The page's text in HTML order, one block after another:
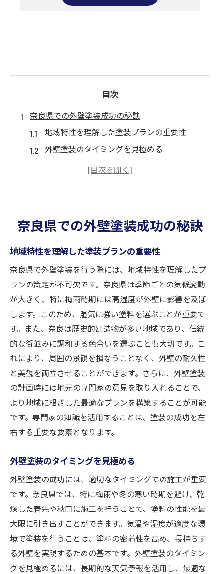
目次
奈良県での外壁塗装成功の秘訣
地域特性を理解した塗装プランの重要性
外壁塗装のタイミングを見極める
天気と環境の影響を考慮した施工方法
理想の外壁塗装を実現するための計画作成
予算設定とコスト管理のポイント
スケジュール調整と時間管理の重要性
施工前に必要な準備作業
期待する仕上がりを明確にする方法
計画段階でのリスク管理
相談とフィードバックを活用した計画の最
適化
専門家が語る外壁塗装の塗料選びのポイント
環境に優しい塗料のメリット
耐久性を高める塗料選びのコツ
色選びが与える印象と効果
専門家のアドバイスを活かした最適な選択
奈良県ならではの外壁塗装メンテナンス方法
季節ごとのメンテナンスのコツ
外壁の劣化サインに注意する方法
定期的なクリーニングの重要性
予防メンテナンスで長持ちさせる技
専門家によるメンテナンス診断の活用
奈良県での外壁塗装成功の秘訣
地域特性を理解した塗装プランの重要性
奈良県で外壁塗装を行う際には、地域特性を理解したプ
ランの策定が不可欠です。奈良県は季節ごとの気候変動
が大きく、特に梅雨時期には高湿度が外壁に影響を及ぼ
します。このため、湿気に強い塗料を選ぶことが重要で
す。また、奈良は歴史的建造物が多い地域であり、伝統
的な街並みに調和する色合いを選ぶことも大切です。こ
れにより、周囲の景観を損なうことなく、外壁の耐久性
と美観を両立させることができます。さらに、外壁塗装
の計画時には地元の専門家の意見を取り入れることで、
より地域に根ざした最適なプランを構築することが可能
です。専門家の知識を活用することは、塗装の成功を左
右する重要な要素となります。
外壁塗装のタイミングを見極める
外壁塗装の成功には、適切なタイミングでの施工が重要
です。奈良県では、特に梅雨や冬の寒い時期を避け、乾
燥した春先や秋口に施工を行うことで、塗料の性能を最
大限に引き出すことができます。気温や湿度が適度な環
境で塗装を行うことは、塗料の密着性を高め、長持ちす
る外壁を実現するための基本です。外壁塗装のタイミン
グを見極めるには、長期的な天気予報を活用し、最適な